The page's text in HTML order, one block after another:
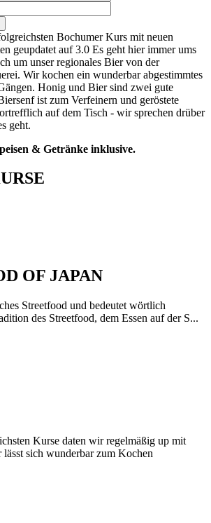
Bochumer Kurs mit neuen
geupdatet auf 3.0 Es geht hier immer ums
um unser regionales Bier von der
Wir kochen ein wunderbar abgestimmtes
Honig und Bier sind zwei gute
ist zum Verfeinern und geröstete
auf dem Tisch - wir sprechen drüber
geht.
& Getränke inklusive.
OF JAPAN
Streetfood und bedeutet wörtlich
des Streetfood, dem Essen auf der S...
Kurse daten wir regelmäßig up mit
lässt sich wunderbar zum Kochen